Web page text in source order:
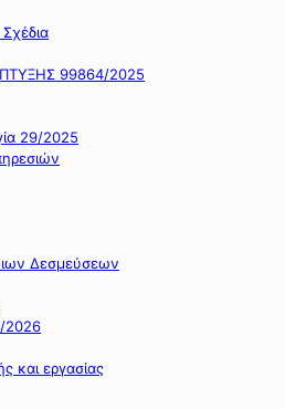
99864/2025
29/2025
Δεσμεύσεων
2026
και εργασίας